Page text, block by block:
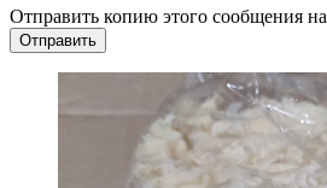
Отправить копию этого сообщения